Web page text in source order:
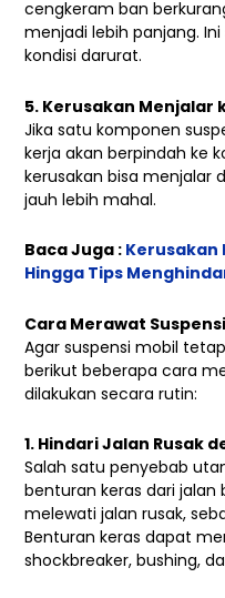
cengkeram ban
menjadi lebih panjang.
kondisi darurat.
5. Kerusakan Menjalar
Jika satu komponen
kerja akan berpindah ke
kerusakan bisa menjalar
jauh lebih mahal.
Baca Juga : Kerusakan
Hingga Tips
Cara Merawat
Agar suspensi mobil
berikut beberapa cara
dilakukan secara rutin:
1. Hindari Jalan Rusak
Salah satu penyebab
benturan keras dari jalan
melewati jalan rusak,
Benturan keras dapat
shockbreaker, bushing,